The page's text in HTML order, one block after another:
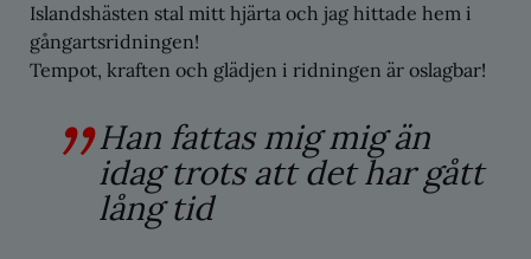
Islandshästen stal mitt hjärta och jag hittade hem i
gångartsridningen!
Tempot, kraften och glädjen i ridningen är oslagbar!
Han fattas mig mig än
idag trots att det har gått
lång tid